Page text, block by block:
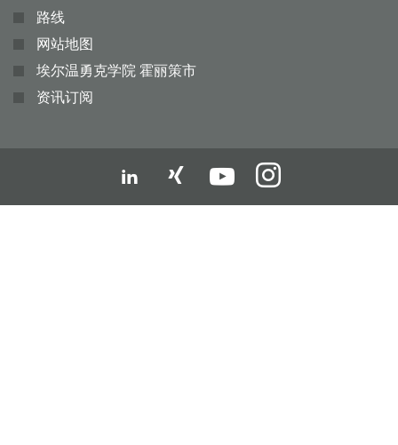
路线
网站地图
埃尔温勇克学院 霍丽策市
资讯订阅